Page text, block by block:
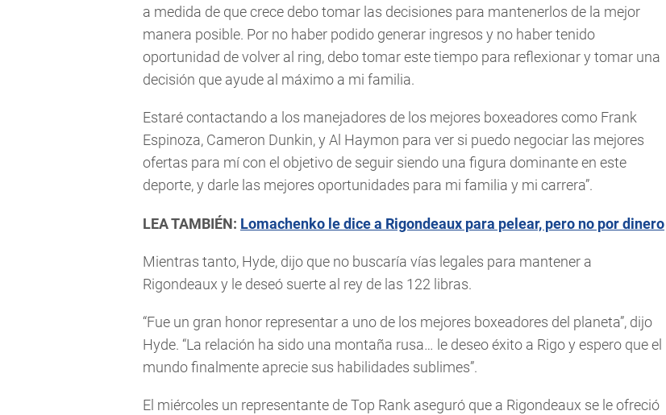
a medida de que crece debo tomar las decisiones para mantenerlos de la mejor
manera posible. Por no haber podido generar ingresos y no haber tenido
oportunidad de volver al ring, debo tomar este tiempo para reflexionar y tomar una
decisión que ayude al máximo a mi familia.
Estaré contactando a los manejadores de los mejores boxeadores como Frank
Espinoza, Cameron Dunkin, y Al Haymon para ver si puedo negociar las mejores
ofertas para mí con el objetivo de seguir siendo una figura dominante en este
deporte, y darle las mejores oportunidades para mi familia y mi carrera”.
LEA TAMBIÉN: Lomachenko le dice a Rigondeaux para pelear, pero no por dinero
Mientras tanto, Hyde, dijo que no buscaría vías legales para mantener a
Rigondeaux y le deseó suerte al rey de las 122 libras.
“Fue un gran honor representar a uno de los mejores boxeadores del planeta”, dijo
Hyde. “La relación ha sido una montaña rusa… le deseo éxito a Rigo y espero que el
mundo finalmente aprecie sus habilidades sublimes”.
El miércoles un representante de Top Rank aseguró que a Rigondeaux se le ofreció